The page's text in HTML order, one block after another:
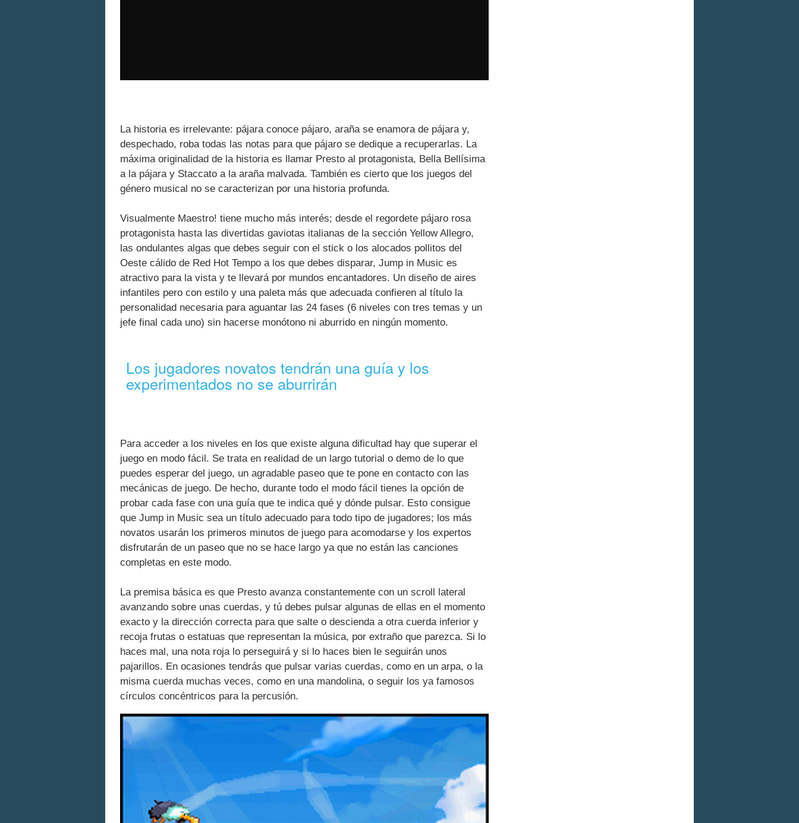
La historia es irrelevante: pájara conoce pájaro, araña se enamora de pájara y,
despechado, roba todas las notas para que pájaro se dedique a recuperarlas. La
máxima originalidad de la historia es llamar Presto al protagonista, Bella Bellísima
a la pájara y Staccato a la araña malvada. También es cierto que los juegos del
género musical no se caracterizan por una historia profunda.
Visualmente Maestro! tiene mucho más interés; desde el regordete pájaro rosa
protagonista hasta las divertidas gaviotas italianas de la sección Yellow Allegro,
las ondulantes algas que debes seguir con el stick o los alocados pollitos del
Oeste cálido de Red Hot Tempo a los que debes disparar, Jump in Music es
atractivo para la vista y te llevará por mundos encantadores. Un diseño de aires
infantiles pero con estilo y una paleta más que adecuada confieren al título la
personalidad necesaria para aguantar las 24 fases (6 niveles con tres temas y un
jefe final cada uno) sin hacerse monótono ni aburrido en ningún momento.
Los jugadores novatos tendrán una guía y los
experimentados no se aburrirán
Para acceder a los niveles en los que existe alguna dificultad hay que superar el
juego en modo fácil. Se trata en realidad de un largo tutorial o demo de lo que
puedes esperar del juego, un agradable paseo que te pone en contacto con las
mecánicas de juego. De hecho, durante todo el modo fácil tienes la opción de
probar cada fase con una guía que te indica qué y dónde pulsar. Esto consigue
que Jump in Music sea un título adecuado para todo tipo de jugadores; los más
novatos usarán los primeros minutos de juego para acomodarse y los expertos
disfrutarán de un paseo que no se hace largo ya que no están las canciones
completas en este modo.
La premisa básica es que Presto avanza constantemente con un scroll lateral
avanzando sobre unas cuerdas, y tú debes pulsar algunas de ellas en el momento
exacto y la dirección correcta para que salte o descienda a otra cuerda inferior y
recoja frutas o estatuas que representan la música, por extraño que parezca. Si lo
haces mal, una nota roja lo perseguirá y si lo haces bien le seguirán unos
pajarillos. En ocasiones tendrás que pulsar varias cuerdas, como en un arpa, o la
misma cuerda muchas veces, como en una mandolina, o seguir los ya famosos
círculos concéntricos para la percusión.